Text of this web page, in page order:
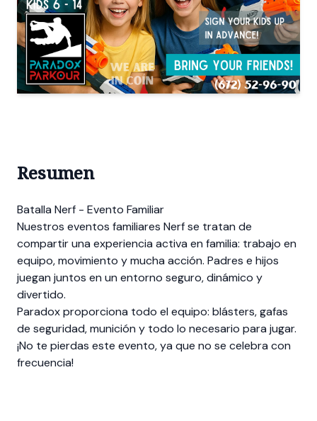
Resumen
Batalla Nerf - Evento Familiar
Nuestros eventos familiares Nerf se tratan de
compartir una experiencia activa en familia: trabajo en
equipo, movimiento y mucha acción. Padres e hijos
juegan juntos en un entorno seguro, dinámico y
divertido.
Paradox proporciona todo el equipo: blásters, gafas
de seguridad, munición y todo lo necesario para jugar.
¡No te pierdas este evento, ya que no se celebra con
frecuencia!